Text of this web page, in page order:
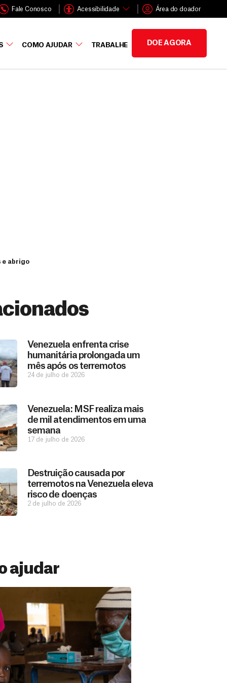
Fale Conosco Acessibilidade Área do doador
COMO AJUDAR TRABALHE DOE AGORA
e abrigo
Venezuela enfrenta crise
humanitária prolongada um
mês após os terremotos
24 de julho de 2026
Venezuela: MSF realiza mais
de mil atendimentos em uma
semana
17 de julho de 2026
Destruição causada por
terremotos na Venezuela eleva
risco de doenças
2 de julho de 2026
ajudar